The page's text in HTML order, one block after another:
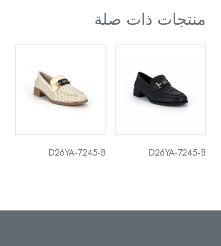
منتجات ذات صلة
D26YA-7245-B
D26YA-7245-B